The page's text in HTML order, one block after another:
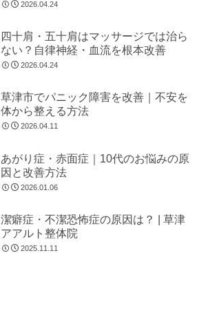
2026.04.24
四十肩・五十肩はマッサージでは治ら
ない？自律神経・血流を根本改善
2026.04.24
草津市でパニック障害を改善｜不安を
体から整える方法
2026.04.11
あがり症・赤面症｜10代のお悩みの原
因と改善方法
2026.01.06
潔癖症・不潔恐怖症の原因は？ | 草津
アアルト整体院
2025.11.11